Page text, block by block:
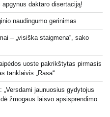
daktaro disertaciją!
naudingumo gerinimas
– „visiška staigmena“, sako
uoste pakrikštytas pirmasis
tanklaivis „Rasa“
jaunuosius gydytojus
žmogaus laisvo apsisprendimo